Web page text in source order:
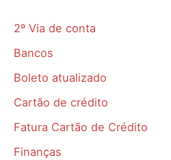
2º Via de conta
Bancos
Boleto atualizado
Cartão de crédito
Fatura Cartão de Crédito
Finanças